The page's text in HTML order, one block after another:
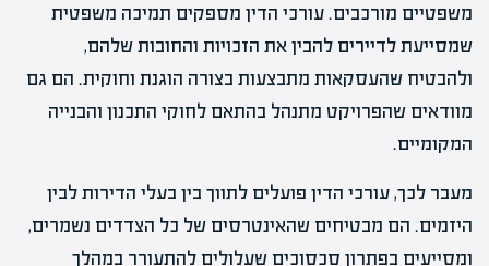
משפטיים מורכבים. עורכי הדין מספקים תמיכה משפטית
שמסייעת לדיירים להבין את הזכויות והחובות שלהם,
ולהבטיח שהעסקאות מתבצעות בצורה הוגנת וחוקית. הם גם
מוודאים שהפרויקט מתנהל בהתאם לחוקי התכנון והבנייה
המקומיים.
מעבר לכך, עורכי הדין פועלים לתווך בין בעלי הדירות לבין
היזמים. הם מבטיחים שהאינטרסים של כל הצדדים נשמרים,
ומסייעים בפתרון סכסוכים שעלולים להתעורר במהלך